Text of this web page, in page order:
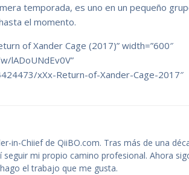
temporada, es uno en un pequeño
el momento.
of Xander Cage (2017)” width=”600″
lADoUNdEv0V”
xXx-Return-of-Xander-Cage-2017″
in-Chiief de QiiBO.com. Tras más de una
seguir mi propio camino profesional. Ahora
el trabajo que me gusta.